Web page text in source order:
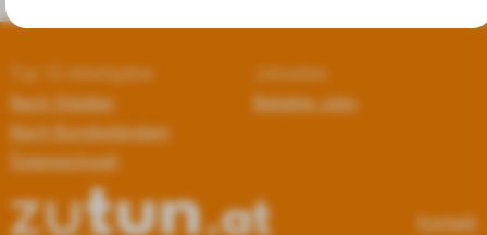
Top 10 Arbeitgeber
Nach Städten
Nach Bundesländern
Österreichweit
Jobseiten
Beliebte Jobs
Kontakt